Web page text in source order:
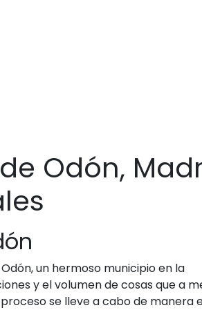
Odón,
un hermoso municipio en la
y el volumen de cosas que a
se lleve a cabo de manera